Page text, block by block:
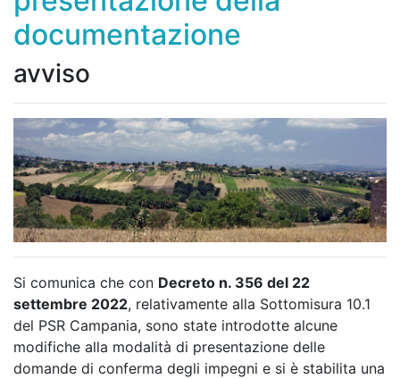
documentazione
avviso
Si comunica che con Decreto n. 356 del 22
settembre 2022, relativamente alla Sottomisura 10.1
del PSR Campania, sono state introdotte alcune
modifiche alla modalità di presentazione delle
domande di conferma degli impegni e si è stabilita una